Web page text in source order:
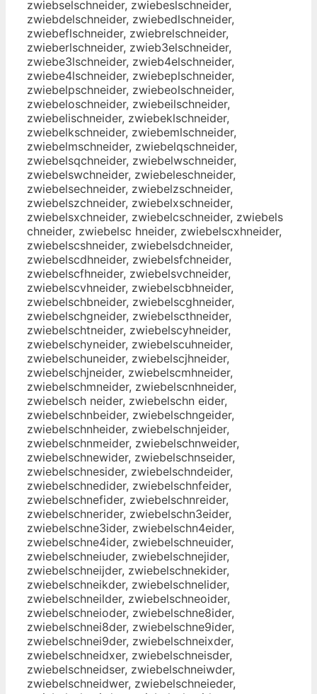
zwiebselschneider, zwiebeslschneider,
zwiebdelschneider, zwiebedlschneider,
zwiebeflschneider, zwiebrelschneider,
zwieberlschneider, zwieb3elschneider,
zwiebe3lschneider, zwieb4elschneider,
zwiebe4lschneider, zwiebeplschneider,
zwiebelpschneider, zwiebeolschneider,
zwiebeloschneider, zwiebeilschneider,
zwiebelischneider, zwiebeklschneider,
zwiebelkschneider, zwiebemlschneider,
zwiebelmschneider, zwiebelqschneider,
zwiebelsqchneider, zwiebelwschneider,
zwiebelswchneider, zwiebeleschneider,
zwiebelsechneider, zwiebelzschneider,
zwiebelszchneider, zwiebelxschneider,
zwiebelsxchneider, zwiebelcschneider, zwiebels
chneider, zwiebelsc hneider, zwiebelscxhneider,
zwiebelscshneider, zwiebelsdchneider,
zwiebelscdhneider, zwiebelsfchneider,
zwiebelscfhneider, zwiebelsvchneider,
zwiebelscvhneider, zwiebelscbhneider,
zwiebelschbneider, zwiebelscghneider,
zwiebelschgneider, zwiebelscthneider,
zwiebelschtneider, zwiebelscyhneider,
zwiebelschyneider, zwiebelscuhneider,
zwiebelschuneider, zwiebelscjhneider,
zwiebelschjneider, zwiebelscmhneider,
zwiebelschmneider, zwiebelscnhneider,
zwiebelsch neider, zwiebelschn eider,
zwiebelschnbeider, zwiebelschngeider,
zwiebelschnheider, zwiebelschnjeider,
zwiebelschnmeider, zwiebelschnweider,
zwiebelschnewider, zwiebelschnseider,
zwiebelschnesider, zwiebelschndeider,
zwiebelschnedider, zwiebelschnfeider,
zwiebelschnefider, zwiebelschnreider,
zwiebelschnerider, zwiebelschn3eider,
zwiebelschne3ider, zwiebelschn4eider,
zwiebelschne4ider, zwiebelschneuider,
zwiebelschneiuder, zwiebelschnejider,
zwiebelschneijder, zwiebelschnekider,
zwiebelschneikder, zwiebelschnelider,
zwiebelschneilder, zwiebelschneoider,
zwiebelschneioder, zwiebelschne8ider,
zwiebelschnei8der, zwiebelschne9ider,
zwiebelschnei9der, zwiebelschneixder,
zwiebelschneidxer, zwiebelschneisder,
zwiebelschneidser, zwiebelschneiwder,
zwiebelschneidwer, zwiebelschneieder,